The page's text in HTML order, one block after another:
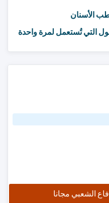
الأسنان
التي تُستعمل لمرة واحدة
الشعبي مجانا